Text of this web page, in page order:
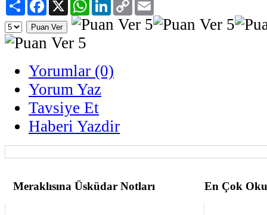
Link
Yorumlar (0)
Yorum Yaz
Tavsiye Et
Haberi Yazdir
Meraklısına Üsküdar Notları En Çok